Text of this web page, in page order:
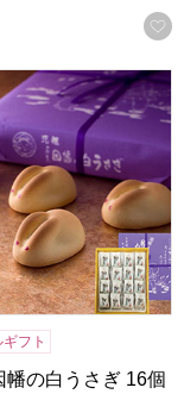
登録する
ト】
幡の白うさぎ 16個
フト
幡の白うさぎ 16個